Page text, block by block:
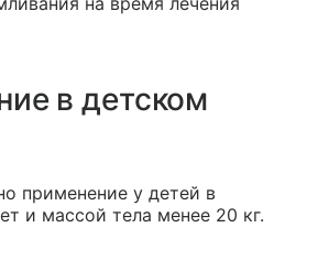
в детском
применение у детей в
и массой тела менее 20 кг.